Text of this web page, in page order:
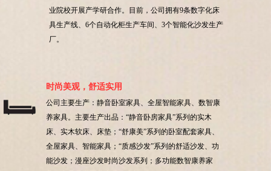
业院校开展产学研合作。目前，公司拥有9条数字化床
具生产线、6个自动化柜生产车间、3个智能化沙发生产
厂。
时尚美观，舒适实用
公司主要生产：静音卧室家具、全屋智能家具、数智康
养家具。主要生产出品：“静音卧房家具”系列的实木
床、实木软床、床垫；“舒康美”系列的卧室配套家具、
全屋家具、智能家具；“质感沙发”系列的舒适沙发、功
能沙发；漫座沙发时尚沙发系列；多功能数智康养家